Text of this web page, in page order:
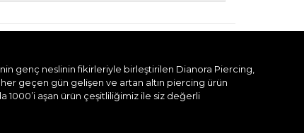
genç neslinin fikirleriyle birleştirilen Dianora Piercing,
geçen gün gelişen ve artan altın piercing ürün
1000’i aşan ürün çeşitliliğimiz ile siz değerli